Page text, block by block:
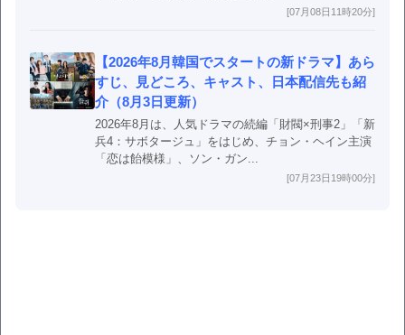
[07月08日11時20分]
【2026年8月韓国でスタートの新ドラマ】あら
すじ、見どころ、キャスト、日本配信先も紹
介（8月3日更新）
2026年8月は、人気ドラマの続編「財閥×刑事2」「新
兵4：サボタージュ」をはじめ、チョン・ヘイン主演
「恋は飴模様」、ソン・ガン...
[07月23日19時00分]